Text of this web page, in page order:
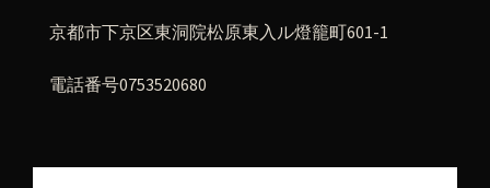
京都市下京区東洞院松原東入ル燈籠町601-1
電話番号0753520680